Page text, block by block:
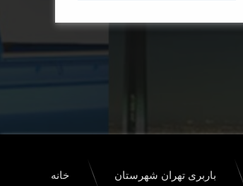
خانه باربری تهران شهرستان